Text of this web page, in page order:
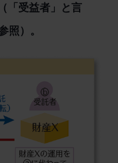
「受益者」と言
照）。